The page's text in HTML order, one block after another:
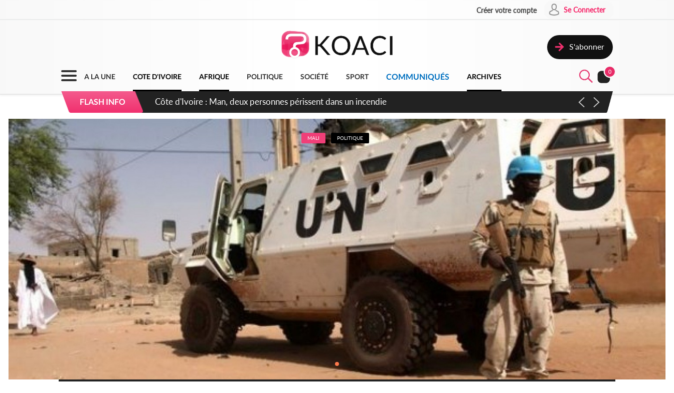
Créer votre compte Se Connecter
S'abonner
A LA UNE COTE D'IVOIRE AFRIQUE POLITIQUE SOCIÉTÉ SPORT COMMUNIQUÉS ARCHIVES
0
FLASH INFO
Côte d'Ivoire : Séileu, la célébration de la fête nationale transformée en vaste campagne contre les produits
dépigmentants dangereux
MALI POLITIQUE